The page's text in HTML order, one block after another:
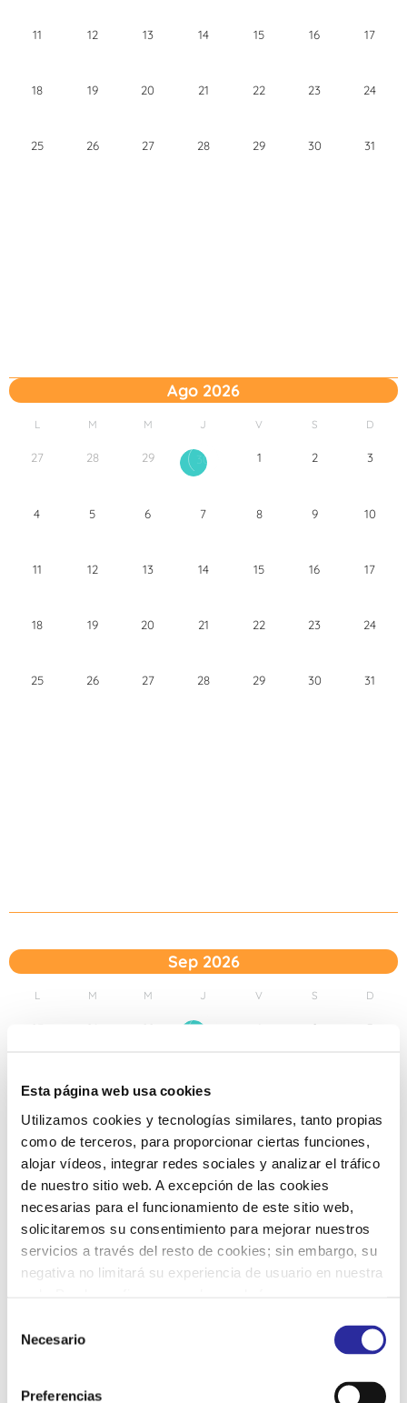
Esta página web usa cookies
Utilizamos cookies y tecnologías similares, tanto propias
como de terceros, para proporcionar ciertas funciones,
alojar vídeos, integrar redes sociales y analizar el tráfico
de nuestro sitio web. A excepción de las cookies
necesarias para el funcionamiento de este sitio web,
solicitaremos su consentimiento para mejorar nuestros
servicios a través del resto de cookies; sin embargo, su
negativa no limitará su experiencia de usuario en nuestra
más información, puede consultar nuestra
Política de
Necesario
Preferencias
11 12 13 14 15 16 17
18 19 20 21 22 23 24
25 26 27 28 29 30 31
Ago 2026
L M M J V S D
27 28 29 30 1 2 3
4 5 6 7 8 9 10
11 12 13 14 15 16 17
18 19 20 21 22 23 24
25 26 27 28 29 30 31
Sep 2026
L M M J V S D
2 3
4
11 12 13 14 15 16
21
25 26 27 28 29 30 31